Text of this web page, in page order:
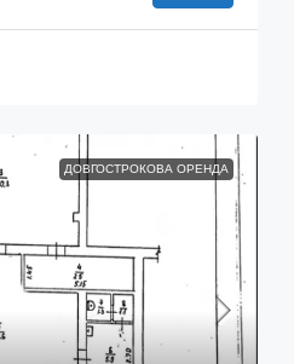
ДОВГОСТРОКОВА ОРЕНДА